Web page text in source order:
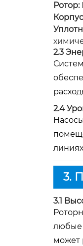
Ротор:
2.3
2.4
3.
3.1
любые
может